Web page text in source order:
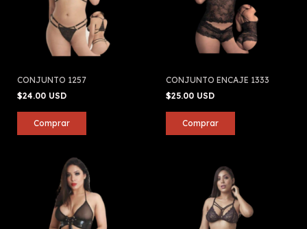
CONJUNTO 1257
$24.00 USD
CONJUNTO ENCAJE 1333
$25.00 USD